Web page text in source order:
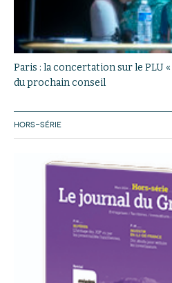
Paris : la concertation sur le PLU
du prochain conseil
HORS-SÉRIE